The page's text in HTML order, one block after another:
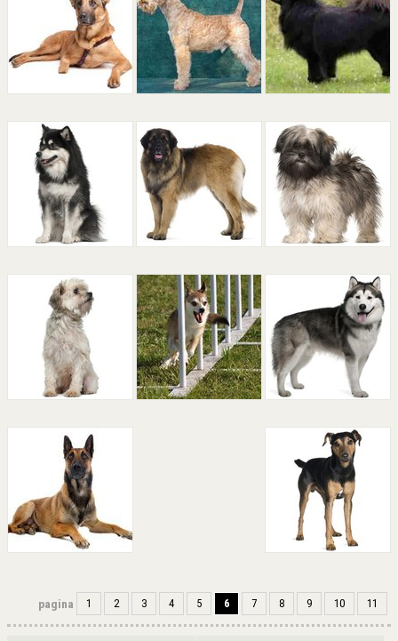
pagina 1 2 3 4 5 6 7 8 9 10 11